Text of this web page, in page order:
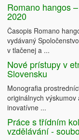
Romano hangos
2020
Časopis Romano
vydávaný
v tlačenej a ...
Nové prístupy v
Slovensku
Monografia
originálnych
inovatívne ...
Práce s třídním
vzdělávání -